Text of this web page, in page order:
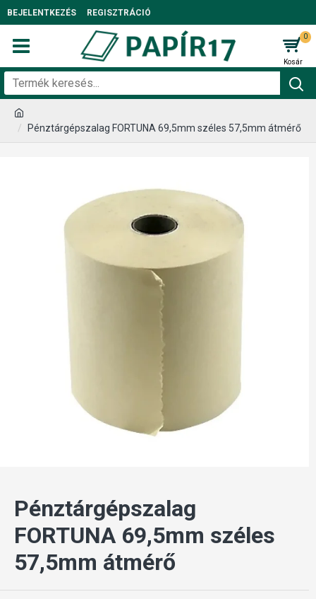
BEJELENTKEZÉS REGISZTRÁCIÓ
0
Pénztárgépszalag FORTUNA 69,5mm széles 57,5mm átmérő
Pénztárgépszalag
FORTUNA 69,5mm széles
57,5mm átmérő